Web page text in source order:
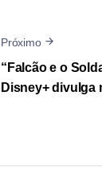
Próximo
“Falcão e o
Disney+ divulga